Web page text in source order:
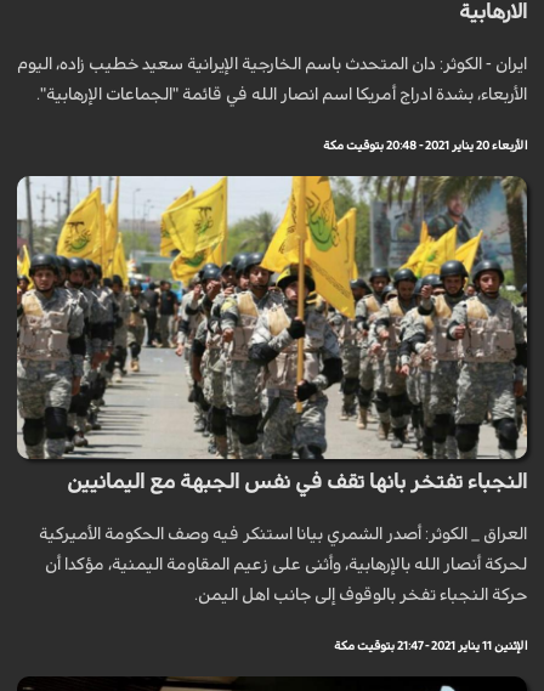
الارهابية
ايران - الكوثر: دان المتحدث باسم الخارجية الإيرانية سعيد خطيب زاده، اليوم
‏الأربعاء‏، بشدة ادراج أمريكا اسم انصار الله في قائمة "الجماعات الإرهابية".
الأربعاء 20 يناير 2021 - 20:48 بتوقيت مكة
النجباء تفتخر بانها تقف في نفس الجبهة مع اليمانيين
العراق _ الكوثر: أصدر الشمري بيانا استنكر فيه وصف الحكومة الأميركية
لحركة أنصار الله بالإرهابية، وأثنى على زعيم المقاومة اليمنية، مؤكدا أن
حركة النجباء تفخر بالوقوف إلى جانب اهل الیمن.
الإثنين 11 يناير 2021 - 21:47 بتوقيت مكة